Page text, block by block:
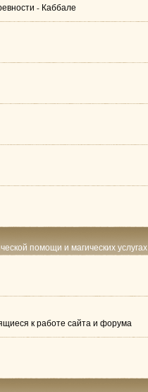
- Каббале
помощи и магических услугах
к работе сайта и форума